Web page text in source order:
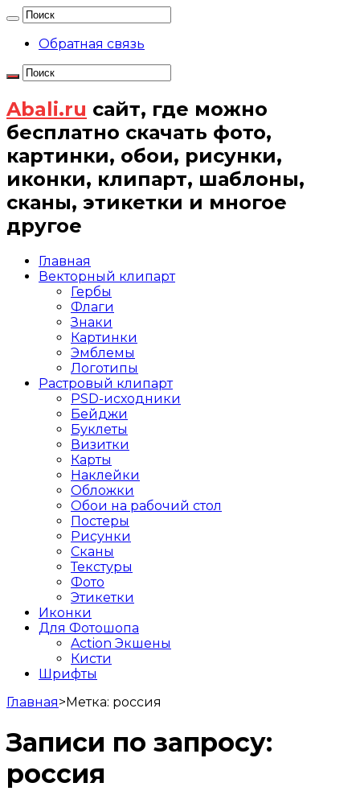
Обратная связь
Abali.ru сайт, где можно
бесплатно скачать фото,
картинки, обои, рисунки,
иконки, клипарт, шаблоны,
сканы, этикетки и многое
другое
Главная
Векторный клипарт
Гербы
Флаги
Знаки
Картинки
Эмблемы
Логотипы
Растровый клипарт
PSD-исходники
Бейджи
Буклеты
Визитки
Карты
Наклейки
Обложки
Обои на рабочий стол
Постеры
Рисунки
Сканы
Текстуры
Фото
Этикетки
Иконки
Для Фотошопа
Action Экшены
Кисти
Шрифты
Главная>Метка: россия
Записи по запросу:
россия